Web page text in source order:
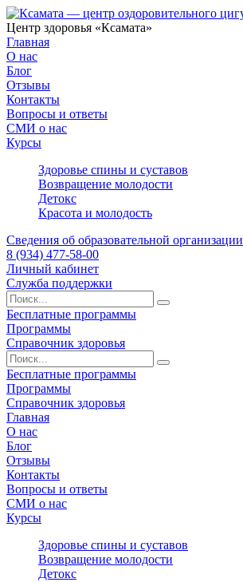
Центр здоровья «Ксамата»
Главная
О нас
Блог
Отзывы
Контакты
Вопросы и ответы
СМИ о нас
Курсы
Здоровье спины и суставов
Возвращение молодости
Детокс
Красота и молодость
Сведения об образовательной организации
8 (934) 477-58-00
Личный кабинет
Служба поддержки
Бесплатные программы
Программы
Справочник здоровья
Бесплатные программы
Программы
Справочник здоровья
Главная
О нас
Блог
Отзывы
Контакты
Вопросы и ответы
СМИ о нас
Курсы
Здоровье спины и суставов
Возвращение молодости
Детокс